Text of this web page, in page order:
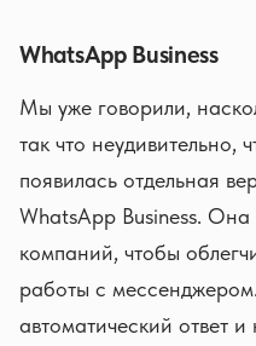
WhatsApp Business
Мы уже говорили,
так что неудивительно,
появилась отдельная
WhatsApp Business. Она
компаний, чтобы
работы с
автоматический ответ